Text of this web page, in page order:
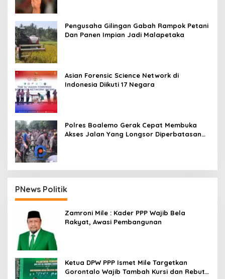
Pengusaha Gilingan Gabah Rampok Petani
Dan Panen Impian Jadi Malapetaka
Asian Forensic Science Network di
Indonesia Diikuti 17 Negara
Polres Boalemo Gerak Cepat Membuka
Akses Jalan Yang Longsor Diperbatasan
PNews Politik
Zamroni Mile : Kader PPP Wajib Bela
Rakyat, Awasi Pembangunan
Ketua DPW PPP Ismet Mile Targetkan
Gorontalo Wajib Tambah Kursi dan Rebut